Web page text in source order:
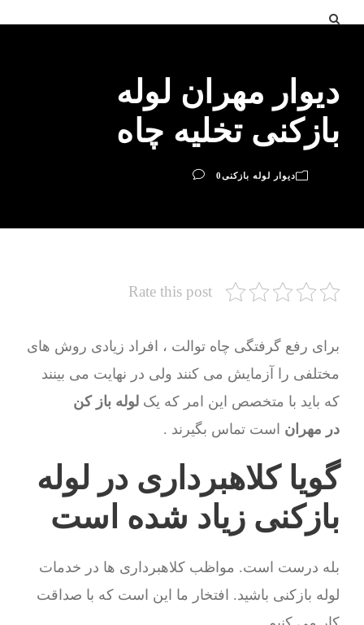
دیوار مهران لوله
بازکنی تخلیه چاه
دیوار لوله بازکنی0
Rate this post
برای رفع گرفتگی چاه توالت ، افراد زیادی روش های
مختلفی را آزمایش می کنند ولی در نهایت می بینند
که باید با متخصص این امر که یک لوله باز کن
در مهران است تماس بگیرند .
گویا کلاهبرداری در لوله
بازکنی زیاد شده است
بله درست است. مواظب کلاهبرداری ها در خدمات
لوله بازکنی باشید. افتخار ما این است که با صداقت